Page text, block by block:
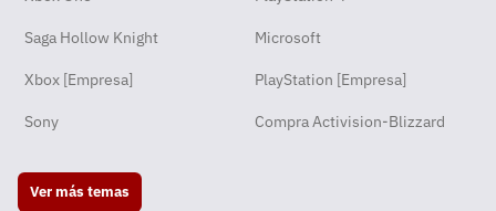
Saga Hollow Knight Microsoft
Xbox [Empresa] PlayStation [Empresa]
Sony Compra Activision-Blizzard
Ver más temas